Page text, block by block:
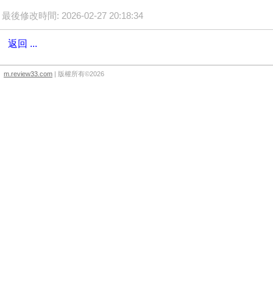
最後修改時間: 2026-02-27 20:18:34
返回 ...
m.review33.com | 版權所有©2026